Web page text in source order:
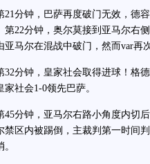
分钟，巴萨再度破门无效，德容
第22分钟，奥尔莫接到亚马尔右
亚马尔在混战中破门，然而var再
分钟，皇家社会取得进球！格德
家社会1-0领先巴萨。
钟，亚马尔右路小角度内切后
禁区内被踢倒，主裁判第一时间